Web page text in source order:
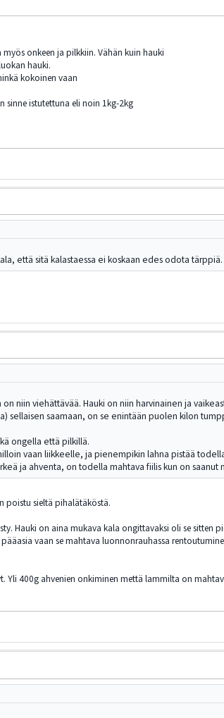
onkeen ja pilkkiin. Vähän kuin hauki
hauki.
kokoinen vaan
sinne istutettuna eli noin 1kg-2kg
että sitä kalastaessa ei koskaan edes odota tärppiä.
niin viehättävää. Hauki on niin harvinainen ja
sellaisen saamaan, on se enintään puolen kilon
ongella että pilkillä.
vaan liikkeelle, ja pienempikin lahna pistää
ja ahventa, on todella mahtava fiilis kun on saanut
poistu sieltä pihalätäköstä.
Hauki on aina mukava kala ongittavaksi oli se sitten
vaan se mahtava luonnonrauhassa
Yli 400g ahvenien onkiminen mettä lammilta on